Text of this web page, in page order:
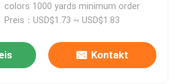
colors 1000 yards minimum order
Preis：USD$1.73 ~ USD$1.83
Kontakt